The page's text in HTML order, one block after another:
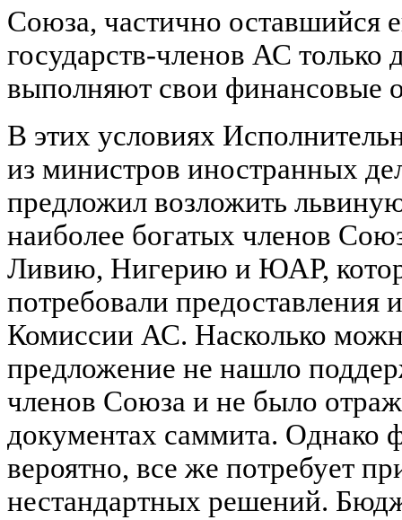
Союза, частично оставшийся
государств-членов АС только
выполняют свои финансовые
В этих условиях
из министров иностранных
предложил возложить
наиболее богатых членов
Ливию, Нигерию и ЮАР,
потребовали предоставления
Комиссии АС. Насколько
предложение не нашло
членов Союза и не было
документах саммита. Однако
вероятно, все же потребует
нестандартных решений.